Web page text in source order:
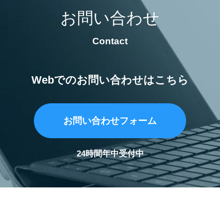
お問い合わせ
Contact
Webでのお問い合わせはこちら
お問い合わせフォーム
24時間年中受付中